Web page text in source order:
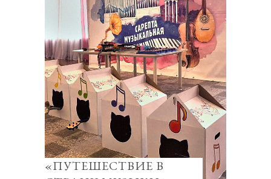
«ПУТЕШЕСТВИЕ В